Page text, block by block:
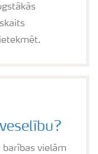
barības vielām